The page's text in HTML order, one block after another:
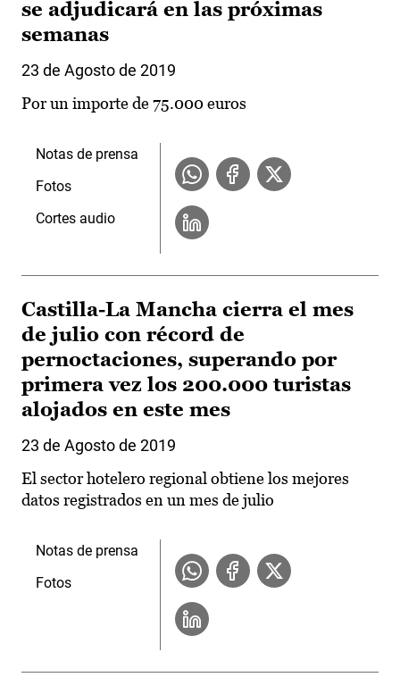
se adjudicará en las próximas
semanas
23 de Agosto de 2019
Por un importe de 75.000 euros
Notas de prensa
Fotos
Cortes audio
Castilla-La Mancha cierra el mes
de julio con récord de
pernoctaciones, superando por
primera vez los 200.000 turistas
alojados en este mes
23 de Agosto de 2019
El sector hotelero regional obtiene los mejores
datos registrados en un mes de julio
Notas de prensa
Fotos